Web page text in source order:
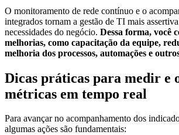
O monitoramento de rede contínuo e o
integrados tornam a gestão de TI mais
necessidades do negócio. Dessa forma, você
melhorias, como capacitação da equipe,
melhoria dos processos, automações e
Dicas práticas para medir e
métricas em tempo real
Para avançar no acompanhamento dos
algumas ações são fundamentais: